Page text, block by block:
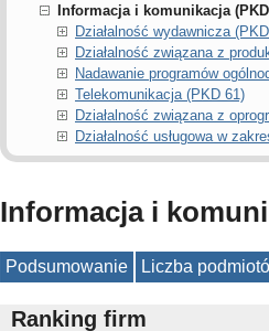
Informacja i komunikacja
Działalność wydawnicza
Działalność związana z
Nadawanie programów
Telekomunikacja (PKD 61)
Działalność związana z
Działalność usługowa w
Informacja i
Podsumowanie Liczba
Ranking firm